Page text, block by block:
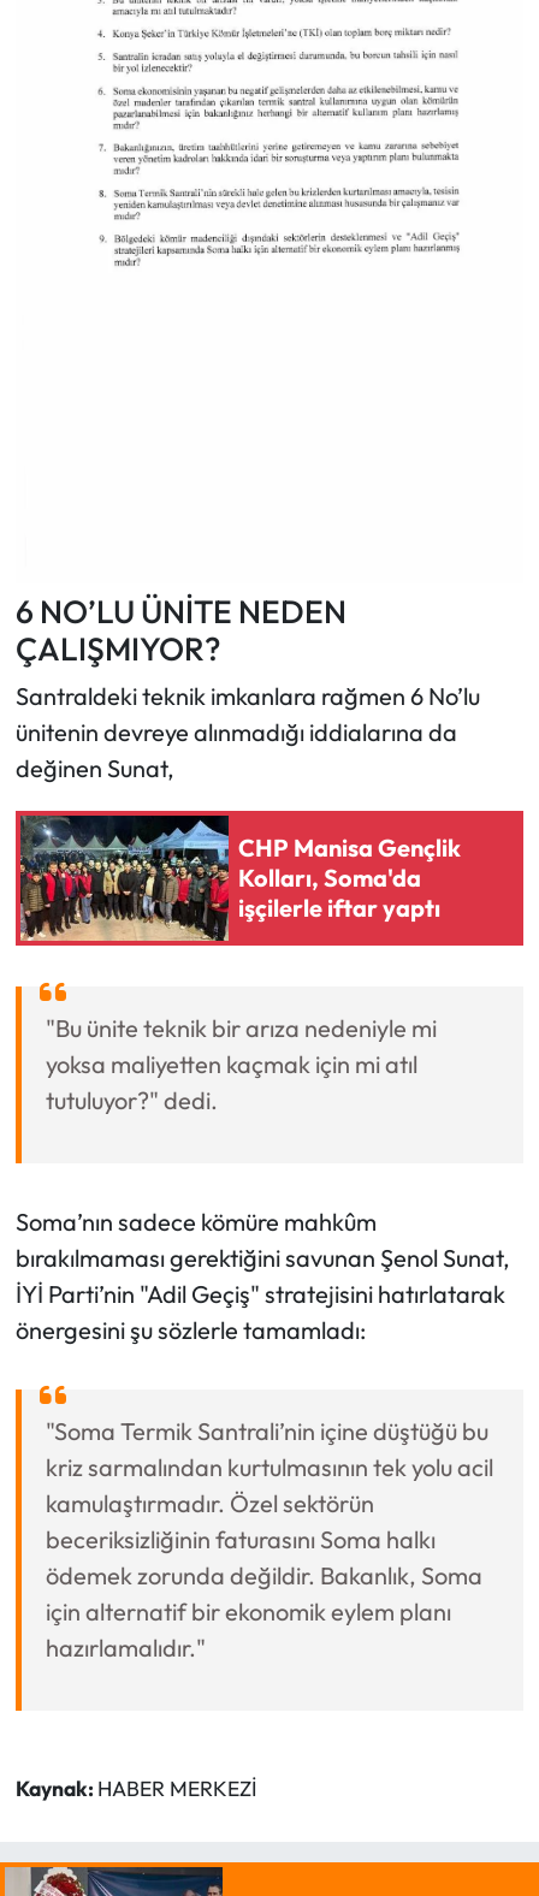
6 NO’LU ÜNİTE NEDEN
ÇALIŞMIYOR?
Santraldeki teknik imkanlara rağmen 6 No’lu
ünitenin devreye alınmadığı iddialarına da
değinen Sunat,
CHP Manisa Gençlik
Kolları, Soma'da
işçilerle iftar yaptı
"Bu ünite teknik bir arıza nedeniyle mi
yoksa maliyetten kaçmak için mi atıl
tutuluyor?" dedi.
Soma’nın sadece kömüre mahkûm
bırakılmaması gerektiğini savunan Şenol Sunat,
İYİ Parti’nin "Adil Geçiş" stratejisini hatırlatarak
önergesini şu sözlerle tamamladı:
"Soma Termik Santrali’nin içine düştüğü bu
kriz sarmalından kurtulmasının tek yolu acil
kamulaştırmadır. Özel sektörün
beceriksizliğinin faturasını Soma halkı
ödemek zorunda değildir. Bakanlık, Soma
için alternatif bir ekonomik eylem planı
hazırlamalıdır."
Kaynak: HABER MERKEZİ